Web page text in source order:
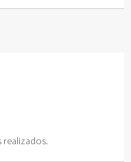
realizados.